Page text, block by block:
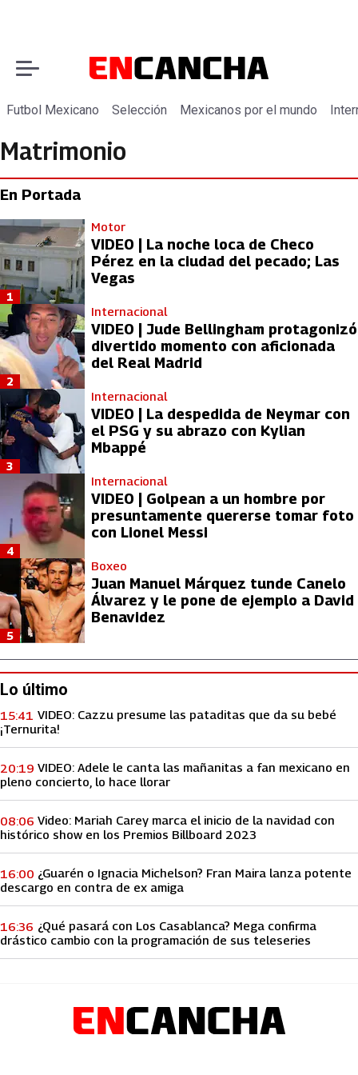
Futbol Mexicano Selección Mexicanos por el mundo
Matrimonio
En Portada
Motor
VIDEO | La noche loca de Checo
Pérez en la ciudad del pecado; Las
Vegas
1
Internacional
VIDEO | Jude Bellingham protagonizó
divertido momento con aficionada
del Real Madrid
2
Internacional
VIDEO | La despedida de Neymar con
el PSG y su abrazo con Kylian
Mbappé
3
Internacional
VIDEO | Golpean a un hombre por
presuntamente quererse tomar foto
con Lionel Messi
4
Boxeo
Juan Manuel Márquez tunde Canelo
Álvarez y le pone de ejemplo a David
Benavidez
5
Lo último
VIDEO: Cazzu presume las pataditas que da su bebé
¡Ternurita!
15:41
VIDEO: Adele le canta las mañanitas a fan mexicano en
pleno concierto, lo hace llorar
20:19
Video: Mariah Carey marca el inicio de la navidad con
histórico show en los Premios Billboard 2023
08:06
¿Guarén o Ignacia Michelson? Fran Maira lanza potente
descargo en contra de ex amiga
16:00
¿Qué pasará con Los Casablanca? Mega confirma
drástico cambio con la programación de sus teleseries
16:36